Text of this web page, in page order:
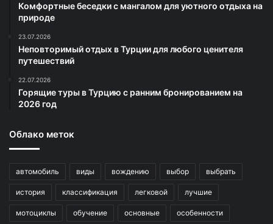
Комфортные беседки с мангалом для уютного отдыха на
природе
23.07.2026
Неповторимый отдых в Турции для любого ценителя
путешествий
22.07.2026
Горящие туры в Турцию с ранним бронированием на
2026 год
Облако меток
автомобиль виды вождению выбор выбрать
история классификация легковой лучшие
мотоциклы обучение основные особенности